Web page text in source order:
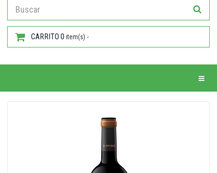
CARRITO 0 item(s) -